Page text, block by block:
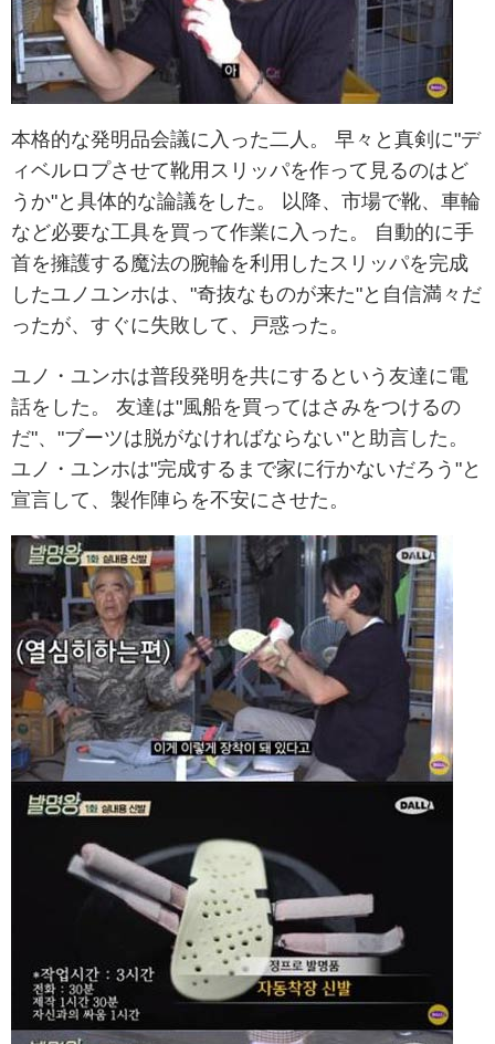
本格的な発明品会議に入った二人。 早々と真剣に"デ
ィベルロプさせて靴用スリッパを作って見るのはど
うか"と具体的な論議をした。 以降、市場で靴、車輪
など必要な工具を買って作業に入った。 自動的に手
首を擁護する魔法の腕輪を利用したスリッパを完成
したユノユンホは、"奇抜なものが来た"と自信満々だ
ったが、すぐに失敗して、戸惑った。
ユノ・ユンホは普段発明を共にするという友達に電
話をした。 友達は"風船を買ってはさみをつけるの
だ"、"ブーツは脱がなければならない"と助言した。
ユノ・ユンホは"完成するまで家に行かないだろう"と
宣言して、製作陣らを不安にさせた。